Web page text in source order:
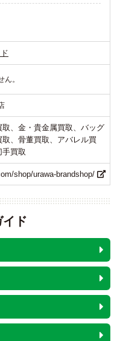
ん。
、金・貴金属買取、バッグ
、骨董買取、アバレル買
手買取
shop/urawa-brandshop/
イド